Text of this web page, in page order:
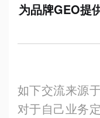
为品牌GEO提
如下交流来源
对于自己业务